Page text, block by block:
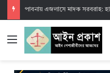
পাবনায় এজলাসে মাদক সরবরাহ:
Menu